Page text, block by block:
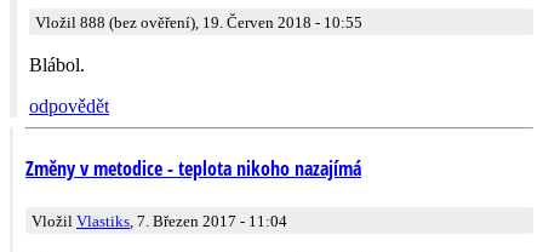
Vložil 888 (bez ověření), 19. Červen 2018 - 10:55
Blábol.
odpovědět
Změny v metodice - teplota nikoho nazajímá
Vložil Vlastiks, 7. Březen 2017 - 11:04